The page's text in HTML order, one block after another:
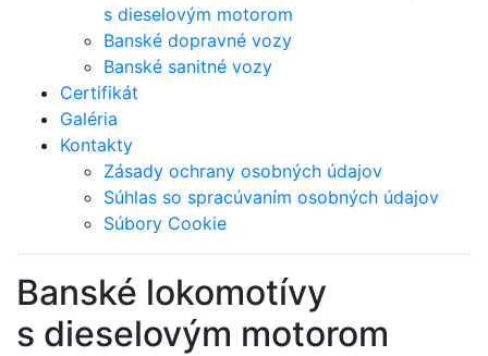
s dieselovým motorom
Banské dopravné vozy
Banské sanitné vozy
Certifikát
Galéria
Kontakty
Zásady ochrany osobných údajov
Súhlas so spracúvaním osobných údajov
Súbory Cookie
Banské lokomotívy
s dieselovým motorom